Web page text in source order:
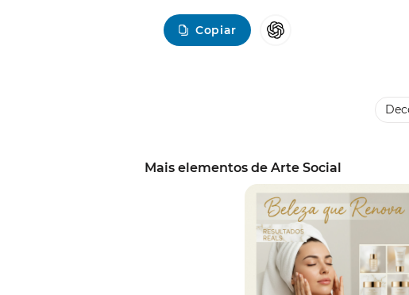
Copiar
Mais elementos de Arte Social